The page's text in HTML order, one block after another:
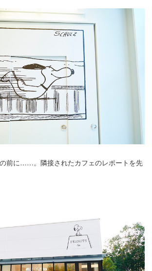
前に……。隣接されたカフェのレポートを先